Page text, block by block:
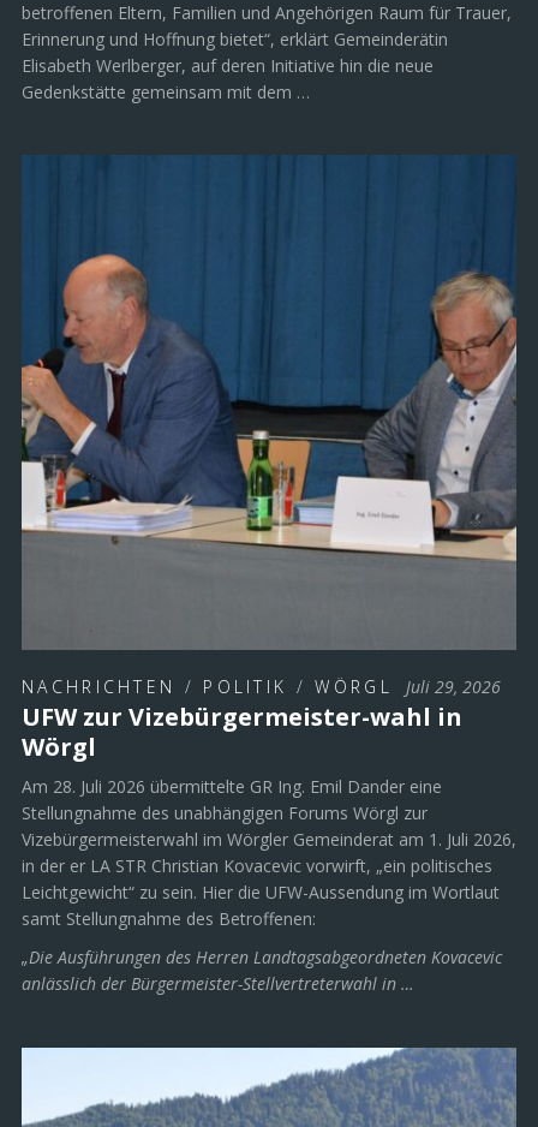
betroffenen Eltern, Familien und Angehörigen Raum für Trauer,
Erinnerung und Hoffnung bietet“, erklärt Gemeinderätin
Elisabeth Werlberger, auf deren Initiative hin die neue
Gedenkstätte gemeinsam mit dem …
NACHRICHTEN / POLITIK /WÖRGL Juli 29, 2026
UFW zur Vizebürgermeister-wahl in
Wörgl
Am 28. Juli 2026 übermittelte GR Ing. Emil Dander eine
Stellungnahme des unabhängigen Forums Wörgl zur
Vizebürgermeisterwahl im Wörgler Gemeinderat am 1. Juli 2026,
in der er LA STR Christian Kovacevic vorwirft, „ein politisches
Leichtgewicht“ zu sein. Hier die UFW-Aussendung im Wortlaut
samt Stellungnahme des Betroffenen:
„Die Ausführungen des Herren Landtagsabgeordneten Kovacevic
anlässlich der Bürgermeister-Stellvertreterwahl in …